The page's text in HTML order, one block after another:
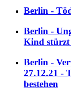
Berlin -
Berlin -
Kind stürzt
Berlin -
27.12.21 -
bestehen